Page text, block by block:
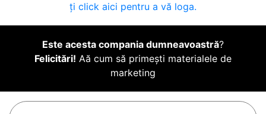
ți click aici pentru a vă loga.
Este acesta compania dumneavoastră?
Felicitări! Aă cum să primești materialele de
marketing